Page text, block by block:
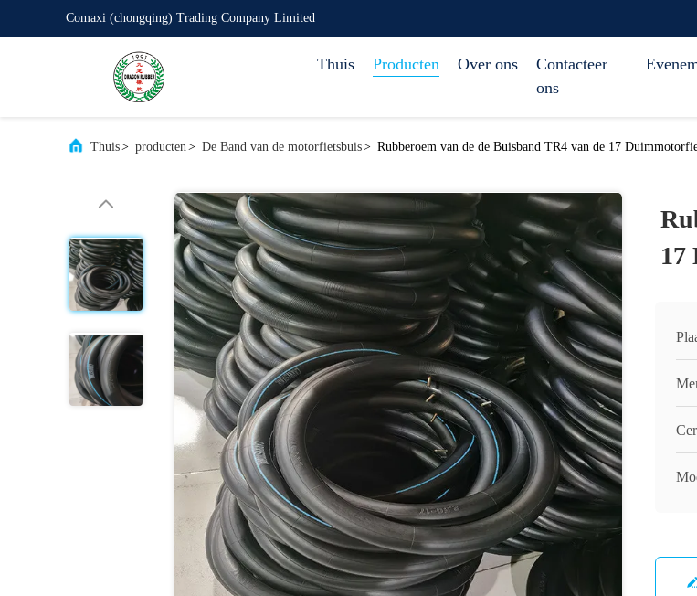
Comaxi (chongqing) Trading Company Limited
Thuis Producten Over ons
Contacteer
ons
Thuis> producten> De Band van de motorfietsbuis> Rubberoem van de de Buisband TR4 van de 17
17